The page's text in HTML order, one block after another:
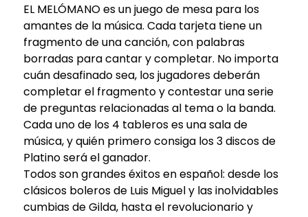
EL MELÓMANO es un juego de mesa para los
amantes de la música. Cada tarjeta tiene un
fragmento de una canción, con palabras
borradas para cantar y completar. No importa
cuán desafinado sea, los jugadores deberán
completar el fragmento y contestar una serie
de preguntas relacionadas al tema o la banda.
Cada uno de los 4 tableros es una sala de
música, y quién primero consiga los 3 discos de
Platino será el ganador.
Todos son grandes éxitos en español: desde los
clásicos boleros de Luis Miguel y las inolvidables
cumbias de Gilda, hasta el revolucionario y